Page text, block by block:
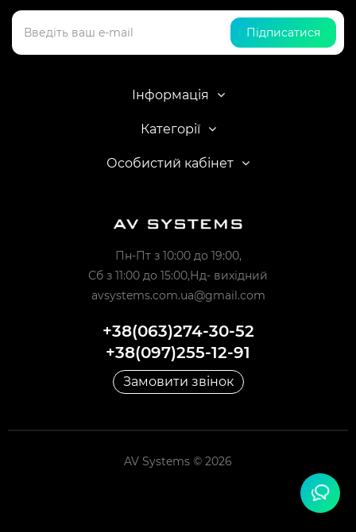
Підписатися
Інформація
Категорії
Особистий кабінет
Пн-Пт з 10:00 до 19:00,
Сб з 11:00 до 15:00,Нд- вихідний
avsystems.com.ua@gmail.com
+38(063)274-30-52
+38(097)255-12-91
Замовити звінок
AV Systems © 2026